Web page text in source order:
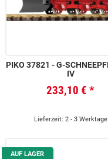
PIKO 37821 - G-SCHNEEPFLUG DR
IV
233,10 € *
Lieferzeit: 2 - 3 Werktage
AUF LAGER